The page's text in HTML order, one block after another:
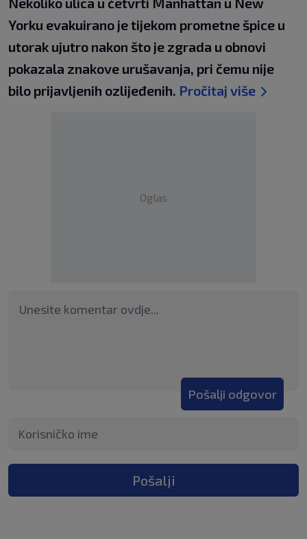
Yorku evakuirano je tijekom prometne špice u
utorak ujutro nakon što je zgrada u obnovi
pokazala znakove urušavanja, pri čemu nije
bilo prijavljenih ozlijeđenih. Pročitaj više
Oglas
Pošalji odgovor
Pošalji